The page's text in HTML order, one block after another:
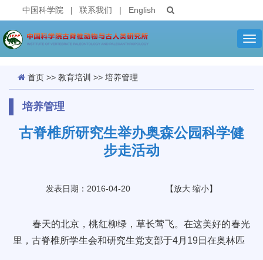
中国科学院 | 联系我们 | English
首页 >> 教育培训 >> 培养管理
培养管理
古脊椎所研究生举办奥森公园科学健
步走活动
发表日期：2016-04-20 【放大 缩小】
春天的北京 ，桃红柳绿 ，草长莺飞。在这美好的春光
里，古脊椎所学生会和研究生党支部于4月19日在奥林匹